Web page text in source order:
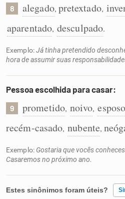
8 alegado, pretextado,
aparentado, desculpado.
Exemplo:Já tinha pretendido
hora de assumir suas
Pessoa escolhida para casar:
9 prometido, noivo, esposo
recém-casado, nubente,
Exemplo: Gostaria que vocês
Casaremos no próximo ano.
Estes sinônimos foram úteis?